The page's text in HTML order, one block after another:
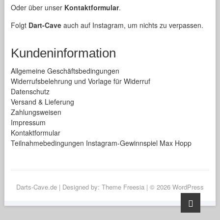
Oder über unser Kontaktformular.
Folgt Dart-Caveauch auf Instagram, um nichts zu verpassen.
Kundeninformation
Allgemeine Geschäftsbedingungen
Widerrufsbelehrung und Vorlage für Widerruf
Datenschutz
Versand & Lieferung
Zahlungsweisen
Impressum
Kontaktformular
Teilnahmebedingungen Instagram-Gewinnspiel Max Hopp
Darts-Cave.de| Designed by: Theme Freesia| © 2026 WordPress
Go
to